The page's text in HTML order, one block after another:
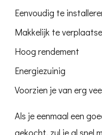
Eenvoudig te
Makkelijk te
Hoog rendement
Energiezuinig
Voorzien je van erg
Als je eenmaal een
gekocht, zul je al snel